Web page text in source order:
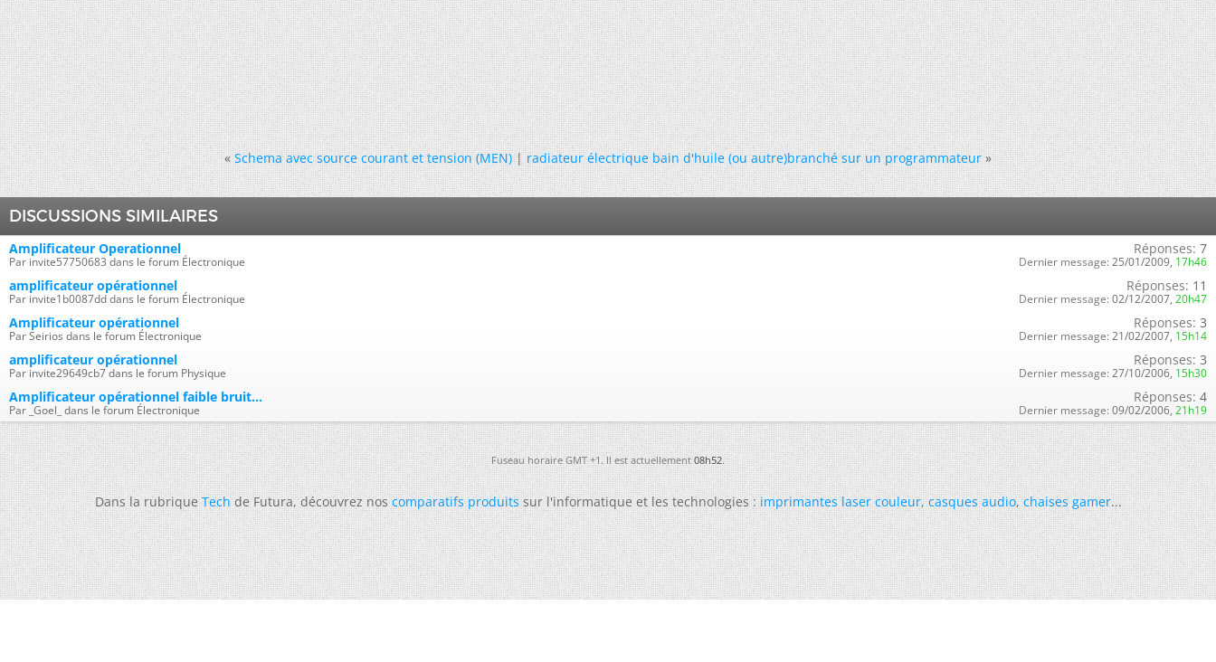
« Schema avec source courant et tension (MEN)|radiateur électrique bain d'huile (ou autre)branché sur un programmateur »
DISCUSSIONS SIMILAIRES
Amplificateur Operationnel
Par invite57750683 dans le forum Électronique
Réponses: 7
Dernier message: 25/01/2009, 17h46
amplificateur opérationnel
Par invite1b0087dd dans le forum Électronique
Réponses: 11
Dernier message: 02/12/2007, 20h47
Amplificateur opérationnel
Par Seirios dans le forum Électronique
Réponses: 3
Dernier message: 21/02/2007, 15h14
amplificateur opérationnel
Par invite29649cb7 dans le forum Physique
Réponses: 3
Dernier message: 27/10/2006, 15h30
Amplificateur opérationnel faible bruit...
Par _Goel_ dans le forum Électronique
Réponses: 4
Dernier message: 09/02/2006, 21h19
Fuseau horaire GMT +1. Il est actuellement08h52.
Dans la rubriqueTechde Futura, découvrez noscomparatifs produitssur l'informatique et les technologies :imprimantes laser couleur,casques audio,chaises gamer...